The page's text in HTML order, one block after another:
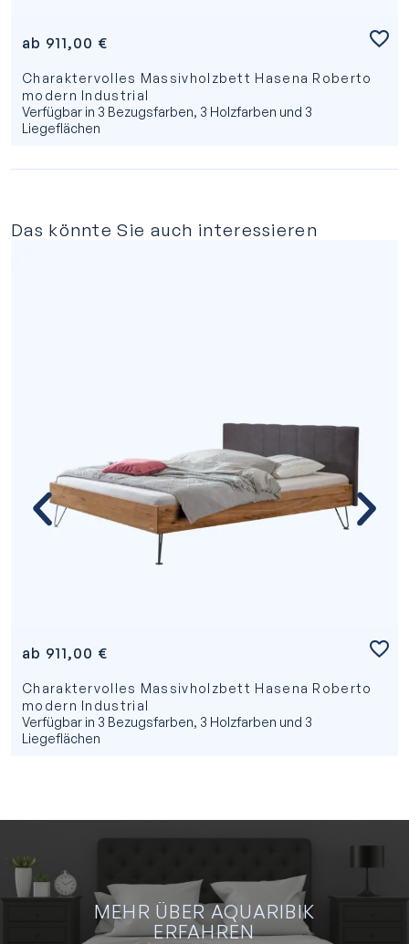
ab 911,00 €
Charaktervolles Massivholzbett Hasena Roberto
modern Industrial
Verfügbar in 3 Bezugsfarben, 3 Holzfarben und 3
Liegeflächen
Das könnte Sie auch interessieren
ab 911,00 €
Charaktervolles Massivholzbett Hasena Roberto
modern Industrial
Verfügbar in 3 Bezugsfarben, 3 Holzfarben und 3
Liegeflächen
MEHR ÜBER AQUARIBIK
ERFAHREN